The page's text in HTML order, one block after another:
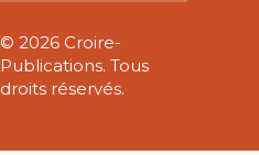
© 2026 Croire-
Publications. Tous
droits réservés.